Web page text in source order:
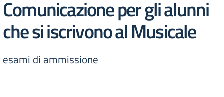
Comunicazione per gli alunni
che si iscrivono al Musicale
esami di ammissione